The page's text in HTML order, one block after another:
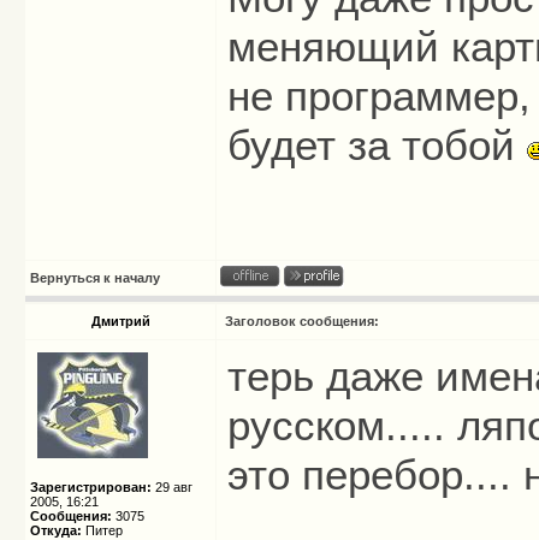
меняющий
не
будет за тобой
Вернуться к началу
Дмитрий Заголовок сообщения:
Зарегистрирован: 29 авг
2005, 16:21
Сообщения: 3075
Откуда: Питер
терь даже
русском.....
это перебор....